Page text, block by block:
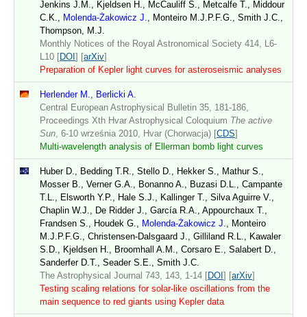
Jenkins J.M., Kjeldsen H., McCauliff S., Metcalfe T., Middour
C.K., Molenda-Żakowicz J.
, Monteiro M.J.P.F.G., Smith J.C.,
Thompson, M.J.
Monthly Notices of the Royal Astronomical Society 414, L6-
L10 [DOI] [arXiv]
Preparation of Kepler light curves for asteroseismic analyses
Herlender M., Berlicki A.
Central European Astrophysical Bulletin 35, 181-186,
Proceedings Xth Hvar Astrophysical Coloquium The active
Sun , 6-10 września 2010, Hvar (Chorwacja) [CDS]
Multi-wavelength analysis of Ellerman bomb light curves
Huber D., Bedding T.R., Stello D., Hekker S., Mathur S.,
Mosser B., Verner G.A., Bonanno A., Buzasi D.L., Campante
T.L., Elsworth Y.P., Hale S.J., Kallinger T., Silva Aguirre V.,
Chaplin W.J., De Ridder J., García R.A., Appourchaux T.,
Frandsen S., Houdek G., Molenda-Żakowicz J.
, Monteiro
M.J.P.F.G., Christensen-Dalsgaard J., Gilliland R.L., Kawaler
S.D., Kjeldsen H., Broomhall A.M., Corsaro E., Salabert D.,
Sanderfer D.T., Seader S.E., Smith J.C.
The Astrophysical Journal 743, 143, 1-14 [DOI] [arXiv]
Testing scaling relations for solar-like oscillations from the
main sequence to red giants using Kepler data